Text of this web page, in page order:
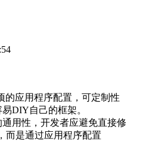
的应用程序配置，可定制性
DIY自己的框架。
用性，开发者应避免直接修
而是通过应用程序配置